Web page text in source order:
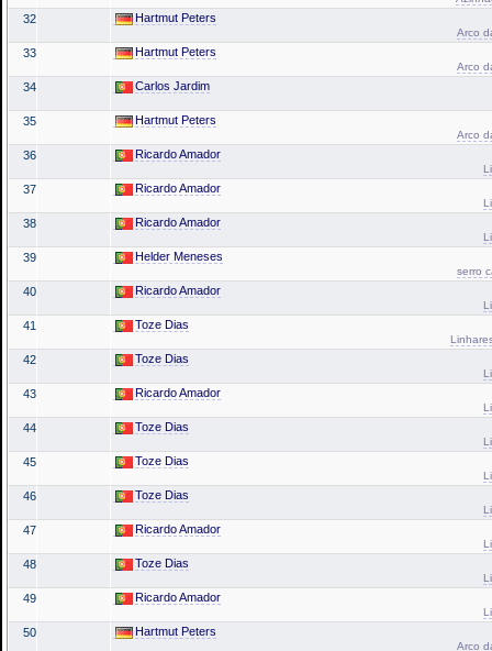
32 Hartmut Peters
Arco
33 Hartmut Peters
Arco
34 Carlos Jardim
35 Hartmut Peters
Arco
36 Ricardo Amador
37 Ricardo Amador
38 Ricardo Amador
39 Helder Meneses
serro
40 Ricardo Amador
41 Toze Dias
42 Toze Dias
43 Ricardo Amador
44 Toze Dias
45 Toze Dias
46 Toze Dias
47 Ricardo Amador
48 Toze Dias
49 Ricardo Amador
50 Hartmut Peters
Arco